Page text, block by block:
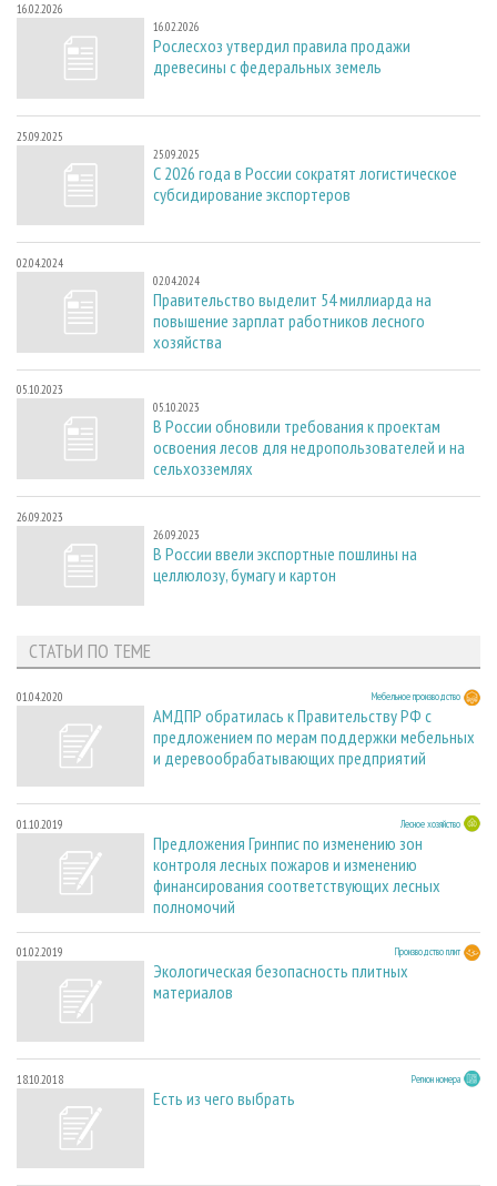
16.02.2026
16.02.2026
Рослесхоз утвердил правила продажи
древесины с федеральных земель
25.09.2025
25.09.2025
С 2026 года в России сократят логистическое
субсидирование экспортеров
02.04.2024
02.04.2024
Правительство выделит 54 миллиарда на
повышение зарплат работников лесного
хозяйства
05.10.2023
05.10.2023
В России обновили требования к проектам
освоения лесов для недропользователей и на
сельхозземлях
26.09.2023
26.09.2023
В России ввели экспортные пошлины на
целлюлозу, бумагу и картон
СТАТЬИ ПО ТЕМЕ
01.04.2020 Мебельное производство
АМДПР обратилась к Правительству РФ с
предложением по мерам поддержки мебельных
и деревообрабатывающих предприятий
01.10.2019 Лесное хозяйство
Предложения Гринпис по изменению зон
контроля лесных пожаров и изменению
финансирования соответствующих лесных
полномочий
01.02.2019 Производство плит
Экологическая безопасность плитных
материалов
18.10.2018 Регион номера
Есть из чего выбрать